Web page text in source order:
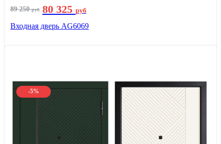
89 250руб 80 325 руб
Входная дверь AG6069
-5%